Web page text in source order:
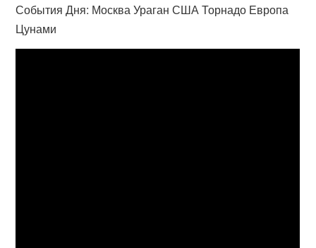
События Дня: Москва Ураган США Торнадо Европа
Цунами